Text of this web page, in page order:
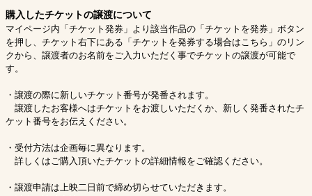
購入したチケットの譲渡について
マイページ内「チケット発券」より該当作品の「チケットを発券」ボタン
を押し、チケット右下にある「チケットを発券する場合はこちら」のリン
クから、譲渡者のお名前をご入力いただく事でチケットの譲渡が可能で
す。
・譲渡の際に新しいチケット番号が発番されます。
譲渡したお客様へはチケットをお渡しいただくか、新しく発番されたチ
ケット番号をお伝えください。
・受付方法は企画毎に異なります。
詳しくはご購入頂いたチケットの詳細情報をご確認ください。
・譲渡申請は上映二日前で締め切らせていただきます。